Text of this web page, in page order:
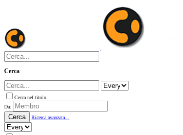
Cerca
Cerca nel titolo
Da:
Cerca Ricerca avanzata...